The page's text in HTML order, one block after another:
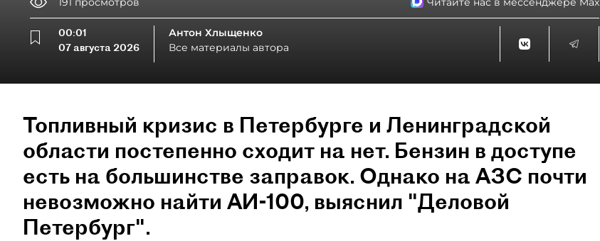
00:01
07 августа 2026
Антон Хлыщенко
Все материалы автора
Топливный кризис в Петербурге и Ленинградской
области постепенно сходит на нет. Бензин в доступе
есть на большинстве заправок. Однако на АЗС почти
невозможно найти АИ-100, выяснил "Деловой
Петербург".